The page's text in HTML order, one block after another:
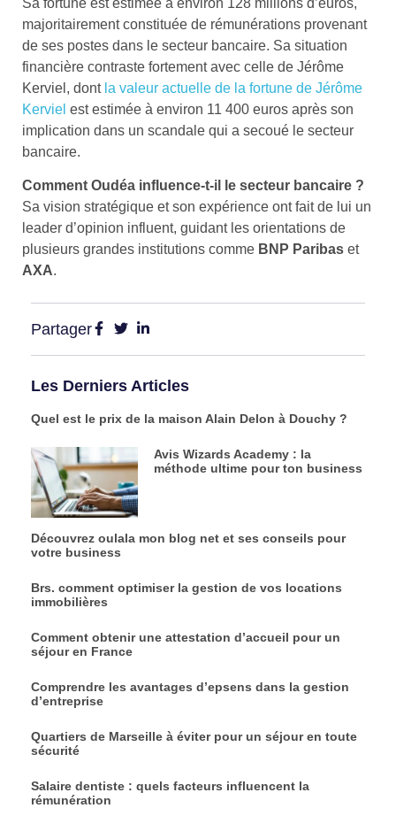
majoritairement constituée de rémunérations provenant
de ses postes dans le secteur bancaire. Sa situation
financière contraste fortement avec celle de Jérôme
Kerviel, dont la valeur actuelle de la fortune de Jérôme
Kerviel est estimée à environ 11 400 euros après son
implication dans un scandale qui a secoué le secteur
bancaire.
Comment Oudéa influence-t-il le secteur bancaire ?
Sa vision stratégique et son expérience ont fait de lui un
leader d’opinion influent, guidant les orientations de
plusieurs grandes institutions comme BNP Paribas et
AXA.
Partager
Les Derniers Articles
Quel est le prix de la maison Alain Delon à Douchy ?
Avis Wizards Academy : la
méthode ultime pour ton business
Découvrez oulala mon blog net et ses conseils pour
votre business
Brs. comment optimiser la gestion de vos locations
immobilières
Comment obtenir une attestation d’accueil pour un
séjour en France
Comprendre les avantages d’epsens dans la gestion
d’entreprise
Quartiers de Marseille à éviter pour un séjour en toute
sécurité
Salaire dentiste : quels facteurs influencent la
rémunération